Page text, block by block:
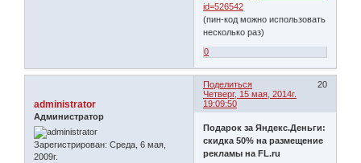
id=526542
(пин-код можно использовать
несколько раз)
0
Поделиться
20
Четверг, 15 мая, 2014г.
19:09:50
administrator
Администратор
Зарегистрирован: Среда, 6 мая,
2009г.
Подарок за Яндекс.Деньги:
скидка 50% на размещение
рекламы на FL.ru